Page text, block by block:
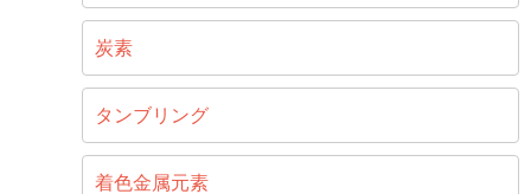
炭素
タンブリング
着色金属元素